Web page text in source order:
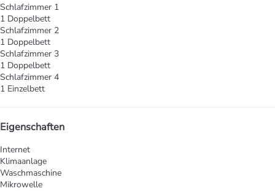
Schlafzimmer 1
1 Doppelbett
Schlafzimmer 2
1 Doppelbett
Schlafzimmer 3
1 Doppelbett
Schlafzimmer 4
1 Einzelbett
Eigenschaften
Internet
Klimaanlage
Waschmaschine
Mikrowelle